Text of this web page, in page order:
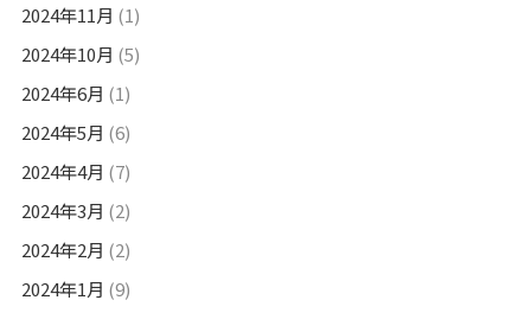
2024年11月 (1)
2024年10月 (5)
2024年6月 (1)
2024年5月 (6)
2024年4月 (7)
2024年3月 (2)
2024年2月 (2)
2024年1月 (9)